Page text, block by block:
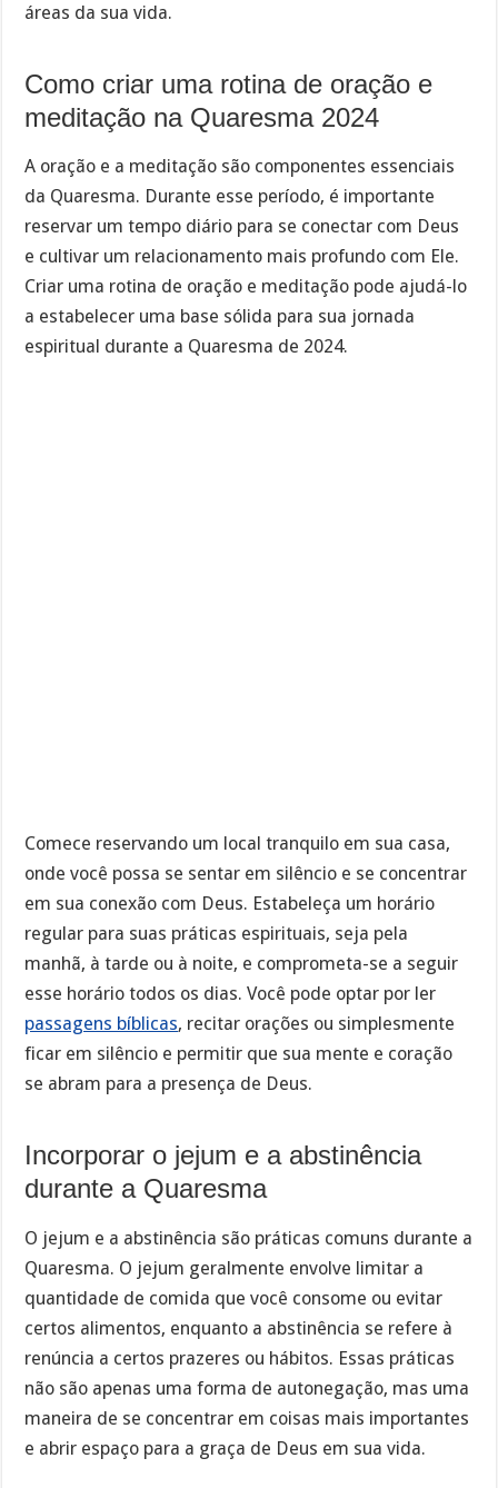
áreas da sua vida.
Como criar uma rotina de oração e
meditação na Quaresma 2024
A oração e a meditação são componentes essenciais
da Quaresma. Durante esse período, é importante
reservar um tempo diário para se conectar com Deus
e cultivar um relacionamento mais profundo com Ele.
Criar uma rotina de oração e meditação pode ajudá-lo
a estabelecer uma base sólida para sua jornada
espiritual durante a Quaresma de 2024.
Comece reservando um local tranquilo em sua casa,
onde você possa se sentar em silêncio e se concentrar
em sua conexão com Deus. Estabeleça um horário
regular para suas práticas espirituais, seja pela
manhã, à tarde ou à noite, e comprometa-se a seguir
esse horário todos os dias. Você pode optar por ler
passagens bíblicas, recitar orações ou simplesmente
ficar em silêncio e permitir que sua mente e coração
se abram para a presença de Deus.
Incorporar o jejum e a abstinência
durante a Quaresma
O jejum e a abstinência são práticas comuns durante a
Quaresma. O jejum geralmente envolve limitar a
quantidade de comida que você consome ou evitar
certos alimentos, enquanto a abstinência se refere à
renúncia a certos prazeres ou hábitos. Essas práticas
não são apenas uma forma de autonegação, mas uma
maneira de se concentrar em coisas mais importantes
e abrir espaço para a graça de Deus em sua vida.